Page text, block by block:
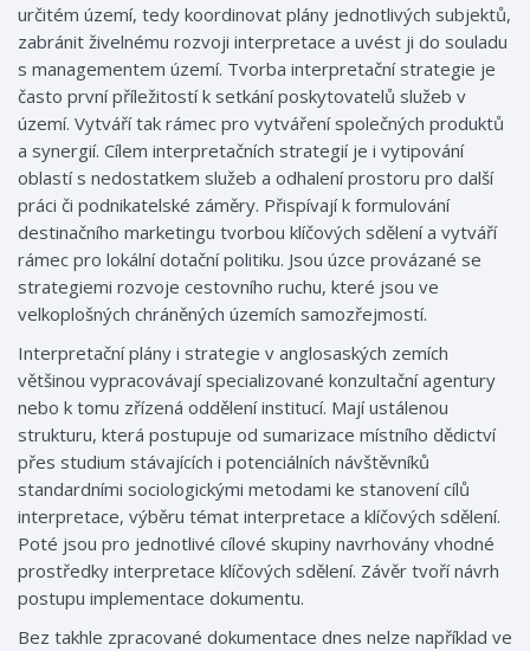
určitém území, tedy koordinovat plány jednotlivých subjektů,
zabránit živelnému rozvoji interpretace a uvést ji do souladu
s managementem území. Tvorba interpretační strategie je
často první příležitostí k setkání poskytovatelů služeb v
území. Vytváří tak rámec pro vytváření společných produktů
a synergií. Cílem interpretačních strategií je i vytipování
oblastí s nedostatkem služeb a odhalení prostoru pro další
práci či podnikatelské záměry. Přispívají k formulování
destinačního marketingu tvorbou klíčových sdělení a vytváří
rámec pro lokální dotační politiku. Jsou úzce provázané se
strategiemi rozvoje cestovního ruchu, které jsou ve
velkoplošných chráněných územích samozřejmostí.
Interpretační plány i strategie v anglosaských zemích
většinou vypracovávají specializované konzultační agentury
nebo k tomu zřízená oddělení institucí. Mají ustálenou
strukturu, která postupuje od sumarizace místního dědictví
přes studium stávajících i potenciálních návštěvníků
standardními sociologickými metodami ke stanovení cílů
interpretace, výběru témat interpretace a klíčových sdělení.
Poté jsou pro jednotlivé cílové skupiny navrhovány vhodné
prostředky interpretace klíčových sdělení. Závěr tvoří návrh
postupu implementace dokumentu.
Bez takhle zpracované dokumentace dnes nelze například ve